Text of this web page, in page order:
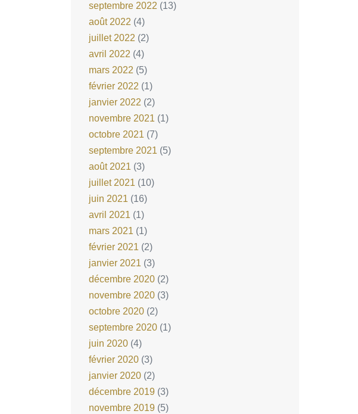
septembre 2022 (13)
août 2022 (4)
juillet 2022 (2)
avril 2022 (4)
mars 2022 (5)
février 2022 (1)
janvier 2022 (2)
novembre 2021(1)
octobre 2021(7)
septembre 2021(5)
août 2021(3)
juillet 2021(10)
juin 2021(16)
avril 2021(1)
mars 2021(1)
février 2021(2)
janvier 2021(3)
décembre 2020(2)
novembre 2020(3)
octobre 2020(2)
septembre 2020(1)
juin 2020(4)
février 2020(3)
janvier 2020(2)
décembre 2019(3)
novembre 2019(5)